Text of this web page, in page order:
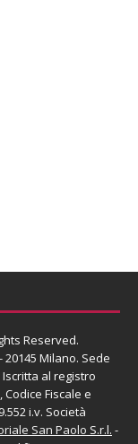
Reserved.
20145 Milano. Sede
Iscritta al registro
Fiscale e
i.v. Società
San Paolo S.r.l. -